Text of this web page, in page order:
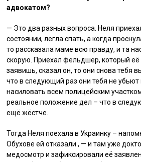
адвокатом?
— Это два разных вопроса. Неля
состоянии, легла спать, а когда
то рассказала маме всю правду, и та
скорую. Приехал фельдшер, который её
заявишь, сказал он, то они снова тебя
что в следующий раз они тебя не убьют
насиловать всем полицейским
реальное положение дел – что в
ещё жёстче.
Тогда Неля поехала в Украинку –
Обухове ей отказали , — и там уже
медосмотр и зафиксировали её